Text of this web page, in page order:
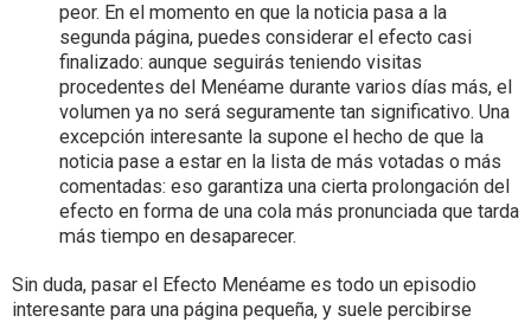
peor. En el momento en que la noticia pasa a la
segunda página, puedes considerar el efecto casi
finalizado: aunque seguirás teniendo visitas
procedentes del Menéame durante varios días más, el
volumen ya no será seguramente tan significativo. Una
excepción interesante la supone el hecho de que la
noticia pase a estar en la lista de más votadas o más
comentadas: eso garantiza una cierta prolongación del
efecto en forma de una cola más pronunciada que tarda
más tiempo en desaparecer.
Sin duda, pasar el Efecto Menéame es todo un episodio
interesante para una página pequeña, y suele percibirse